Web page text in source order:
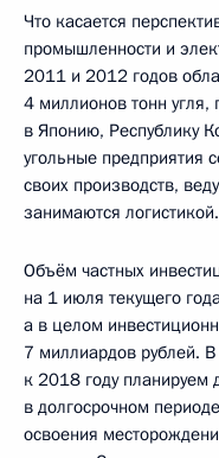
Что касается
промышленности и
2011 и 2012 годов
4 миллионов тонн угля,
в Японию, Республику
угольные предприятия
своих производств,
занимаются логистикой.
Объём частных
на 1 июля текущего
а в целом
7 миллиардов рублей.
к 2018 году планируем
в долгосрочном
освоения